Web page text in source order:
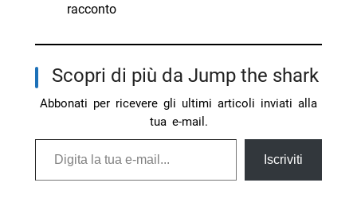
racconto
Scopri di più da Jump the shark
Abbonati per ricevere gli ultimi articoli inviati alla
tua e-mail.
Digita la tua e-mail...
Iscriviti